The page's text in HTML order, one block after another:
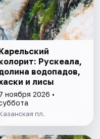
Рускеала,
водопадов,
и лисы
ноября 2026 •
пл.